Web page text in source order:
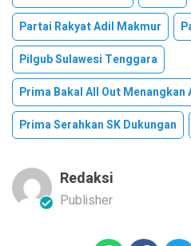
Partai Rakyat Adil Makmur
Pilgub Sulawesi Tenggara
Prima Bakal All Out Menangkan
Prima Serahkan SK Dukungan
Redaksi
Publisher